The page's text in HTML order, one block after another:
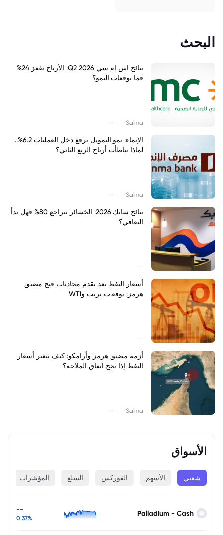
البحث
نتائج اس ام سي Q2 2026: الأرباح تقفز 24%
فما توقعات النمو؟
Salma
--
الإنماء: نمو التمويل يرفع دخل العمليات 6.2%..
لماذا تباطأت أرباح الربع الثاني؟
Salma
--
نتائج سابك 2026: الخسائر تتراجع 80% فهل بدأ
التعافي؟
--
أسعار النفط بعد تقدم محادثات فتح مضيق
هرمز: توقعات برنت وWTI
--
أزمة مضيق هرمز وأرامكو: كيف تتغير أسعار
النفط إذا نجح اتفاق الملاحة؟
Salma
--
الأسواق
شعبي الأسهم الفوركس السلع المؤشرات
Palladium - Cash
--
0.37%